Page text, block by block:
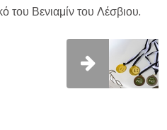
του Βενιαμίν του Λέσβιου.